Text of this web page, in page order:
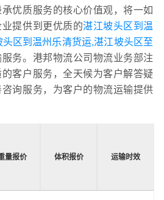
优质服务的核心价值观，将一如
提供到更优质的湛江坡头区到温
区到温州乐清货运,湛江坡头区至
服务。港邦物流公司物流业务部注
客户服务，全天候为客户解答疑
询服务，为客户的物流运输提供
量报价 体积报价 运输时效